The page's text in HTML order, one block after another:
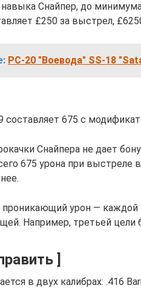
Снайпер, до
£250 за выстрел,
РС-20 "Воевода" SS-18
составляет 675 с
Снайпера не дает
675 урона при выстреле
урон — каждой
Например, третьей цели
]
в двух калибрах: .416